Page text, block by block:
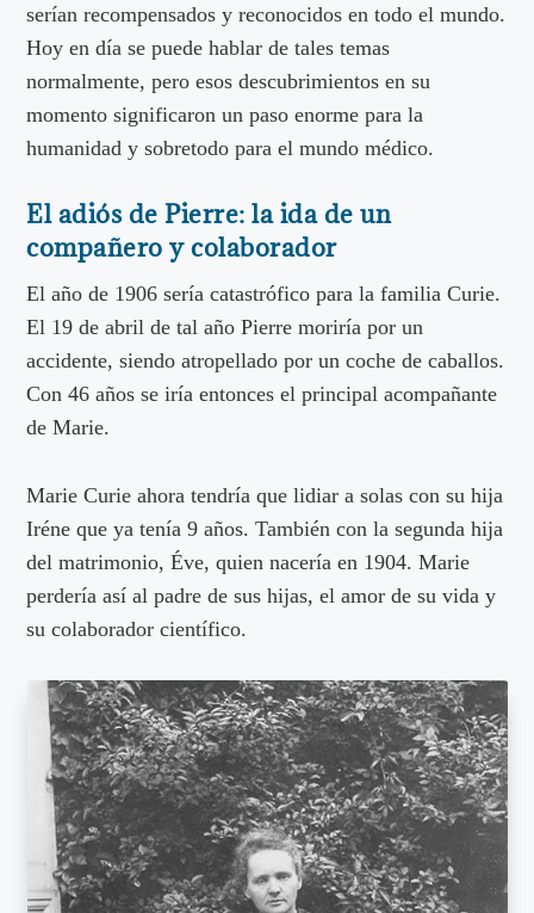
serían recompensados y reconocidos en todo el mundo.
Hoy en día se puede hablar de tales temas
normalmente, pero esos descubrimientos en su
momento significaron un paso enorme para la
humanidad y sobretodo para el mundo médico.
El adiós de Pierre: la ida de un
compañero y colaborador
El año de 1906 sería catastrófico para la familia Curie.
El 19 de abril de tal año Pierre moriría por un
accidente, siendo atropellado por un coche de caballos.
Con 46 años se iría entonces el principal acompañante
de Marie.
Marie Curie ahora tendría que lidiar a solas con su hija
Iréne que ya tenía 9 años. También con la segunda hija
del matrimonio, Éve, quien nacería en 1904. Marie
perdería así al padre de sus hijas, el amor de su vida y
su colaborador científico.